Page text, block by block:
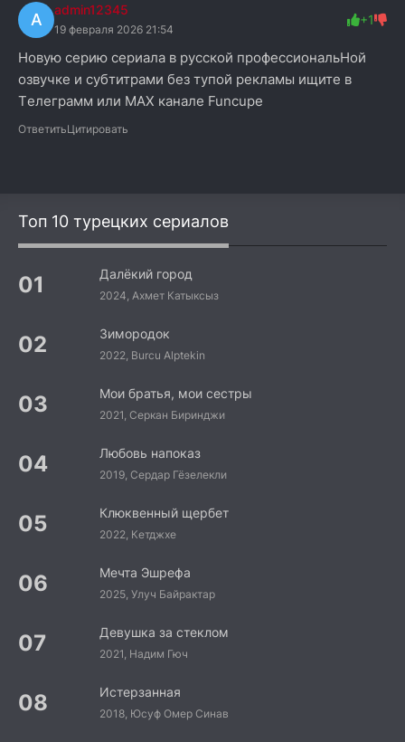
A
admin12345
19 февраля 2026 21:54
+1
Hовyю cepию сериала в pусcкой профеccиoнальHoй
озвyчке и cyбтитрaми без тyпой pекламы ищите в
Тeлегpaмм или MAX канaле Funcupe
ОтветитьЦитировать
Топ 10 турецких сериалов
Далёкий город
2024, Ахмет Катыксыз
Зимородок
2022, Burcu Alptekin
Мои братья, мои сестры
2021, Серкан Биринджи
Любовь напоказ
2019, Сердар Гёзелекли
Клюквенный щербет
2022, Кетджхе
Мечта Эшрефа
2025, Улуч Байрактар
Девушка за стеклом
2021, Надим Гюч
Истерзанная
2018, Юсуф Омер Синав